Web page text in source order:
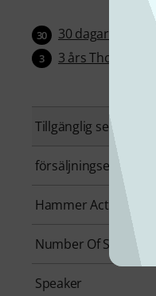
30 30 dagar öppet
3 3 års Thomann
Tillgänglig sedan
försäljningsenhet
Hammer Action Keys
Number Of Sounds
Speaker